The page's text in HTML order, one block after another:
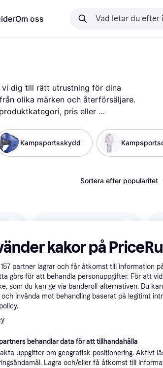
Om oss
vi dig till rätt utrustning för dina
olika märken och återförsäljare.
pris eller
passar dina preferenser och
eller träningskläder, kan
Du kan också läsa recensioner
kvalitet och prestanda.
utrustningen för din kampsport!
Kampsportsskydd
Sortera efter popularitet
kakor på
157 partner lagrar och får åtkomst till information
görs för att behandla personuppgifter. För att
som du kan ge via banderoll-alternativen. Du
invända mot behandling baserat på legitimt
behandlar data för att tillhandahålla
uppgifter om geografisk positionering. Aktivt
Lagra och/eller få åtkomst till